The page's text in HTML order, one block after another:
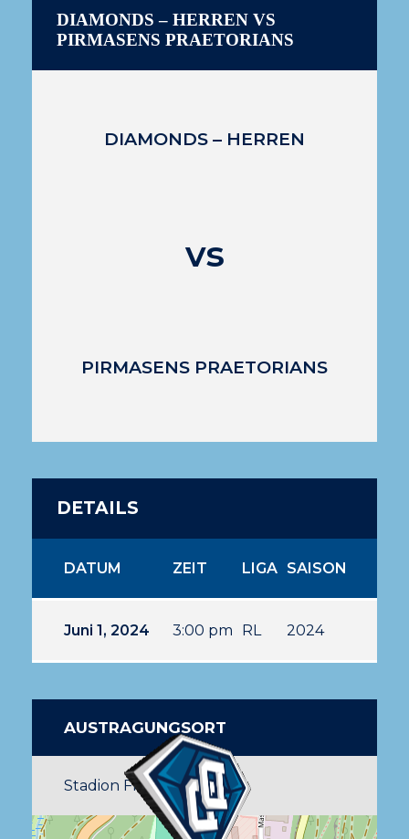
DIAMONDS – HERREN VS
PIRMASENS PRAETORIANS
DIAMONDS – HERREN
vs
PIRMASENS PRAETORIANS
DETAILS
DATUM ZEIT LIGA SAISON
Juni 1, 2024 3:00 pm RL 2024
AUSTRAGUNGSORT
Stadion FKP Pirmasens